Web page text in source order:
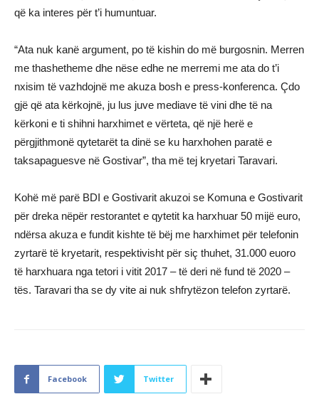
që ka interes për t’i humuntuar.
“Ata nuk kanë argument, po të kishin do më burgosnin. Merren
me thashetheme dhe nëse edhe ne merremi me ata do t’i
nxisim të vazhdojnë me akuza bosh e press-konferenca. Çdo
gjë që ata kërkojnë, ju lus juve mediave të vini dhe të na
kërkoni e ti shihni harxhimet e vërteta, që një herë e
përgjithmonë qytetarët ta dinë se ku harxhohen paratë e
taksapaguesve në Gostivar”, tha më tej kryetari Taravari.
Kohë më parë BDI e Gostivarit akuzoi se Komuna e Gostivarit
për dreka nëpër restorantet e qytetit ka harxhuar 50 mijë euro,
ndërsa akuza e fundit kishte të bëj me harxhimet për telefonin
zyrtarë të kryetarit, respektivisht për siç thuhet, 31.000 euoro
të harxhuara nga tetori i vitit 2017 – të deri në fund të 2020 –
tës. Taravari tha se dy vite ai nuk shfrytëzon telefon zyrtarë.
Facebook Twitter